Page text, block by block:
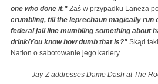
one who done it." Zaś w przypadku Laneza
crumbling, till the leprechaun magically run
federal jail line mumbling something about
drink/You know how dumb that is?" Skąd
Nation o sabotowanie jego kariery.
Jay-Z addresses Dame Dash at The